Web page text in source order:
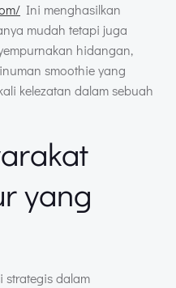
Ini menghasilkan
mudah tetapi juga
hidangan,
smoothie yang
kelezatan dalam sebuah
yang
strategis dalam